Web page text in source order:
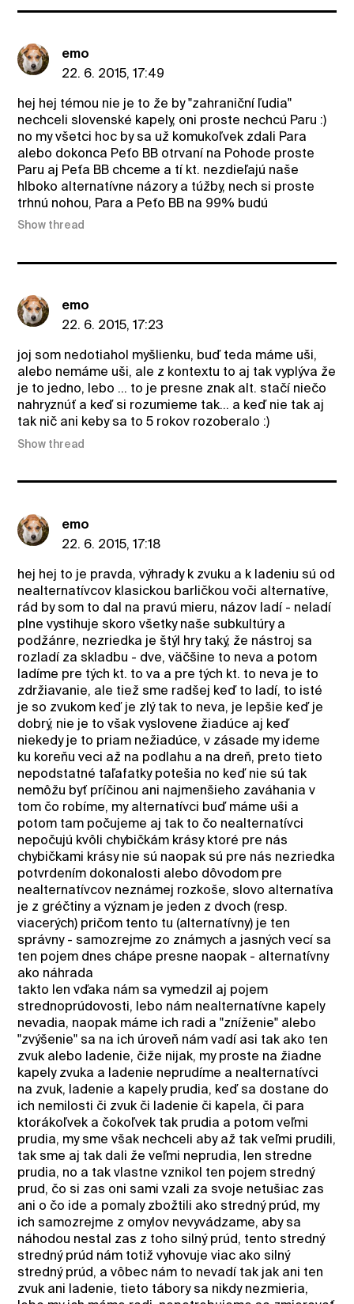
emo
22. 6. 2015, 17:49
hej hej témou nie je to že by "zahraniční ľudia"
nechceli slovenské kapely, oni proste nechcú Paru :)
no my všetci hoc by sa už komukoľvek zdali Para
alebo dokonca Peťo BB otrvaní na Pohode proste
Paru aj Peťa BB chceme a tí kt. nezdieľajú naše
hlboko alternatívne názory a túžby, nech si proste
trhnú nohou, Para a Peťo BB na 99% budú
Show thread
emo
22. 6. 2015, 17:23
joj som nedotiahol myšlienku, buď teda máme uši,
alebo nemáme uši, ale z kontextu to aj tak vyplýva že
je to jedno, lebo ... to je presne znak alt. stačí niečo
nahryznúť a keď si rozumieme tak... a keď nie tak aj
tak nič ani keby sa to 5 rokov rozoberalo :)
Show thread
emo
22. 6. 2015, 17:18
hej hej to je pravda, výhrady k zvuku a k ladeniu sú od
nealternatívcov klasickou barličkou voči alternatíve,
rád by som to dal na pravú mieru, názov ladí - neladí
plne vystihuje skoro všetky naše subkultúry a
podžánre, nezriedka je štýl hry taký, že nástroj sa
rozladí za skladbu - dve, väčšine to neva a potom
ladíme pre tých kt. to va a pre tých kt. to neva je to
zdržiavanie, ale tiež sme radšej keď to ladí, to isté
je so zvukom keď je zlý tak to neva, je lepšie keď je
dobrý, nie je to však vyslovene žiadúce aj keď
niekedy je to priam nežiadúce, v zásade my ideme
ku koreňu veci až na podlahu a na dreň, preto tieto
nepodstatné taľafatky potešia no keď nie sú tak
nemôžu byť príčinou ani najmenšieho zaváhania v
tom čo robíme, my alternatívci buď máme uši a
potom tam počujeme aj tak to čo nealternatívci
nepočujú kvôli chybičkám krásy ktoré pre nás
chybičkami krásy nie sú naopak sú pre nás nezriedka
potvrdením dokonalosti alebo dôvodom pre
nealternatívcov neznámej rozkoše, slovo alternatíva
je z gréčtiny a význam je jeden z dvoch (resp.
viacerých) pričom tento tu (alternatívny) je ten
správny - samozrejme zo známych a jasných vecí sa
ten pojem dnes chápe presne naopak - alternatívny
ako náhrada
takto len vďaka nám sa vymedzil aj pojem
strednoprúdovosti, lebo nám nealternatívne kapely
nevadia, naopak máme ich radi a "zníženie" alebo
"zvýšenie" sa na ich úroveň nám vadí asi tak ako ten
zvuk alebo ladenie, čiže nijak, my proste na žiadne
kapely zvuka a ladenie neprudíme a nealternatívci
na zvuk, ladenie a kapely prudia, keď sa dostane do
ich nemilosti či zvuk či ladenie či kapela, či para
ktorákoľvek a čokoľvek tak prudia a potom veľmi
prudia, my sme však nechceli aby až tak veľmi prudili,
tak sme aj tak dali že veľmi neprudia, len stredne
prudia, no a tak vlastne vznikol ten pojem stredný
prud, čo si zas oni sami vzali za svoje netušiac zas
ani o čo ide a pomaly zbožtili ako stredný prúd, my
ich samozrejme z omylov nevyvádzame, aby sa
náhodou nestal zas z toho silný prúd, tento stredný
stredný prúd nám totiž vyhovuje viac ako silný
stredný prúd, a vôbec nám to nevadí tak jak ani ten
zvuk ani ladenie, tieto tábory sa nikdy nezmieria,